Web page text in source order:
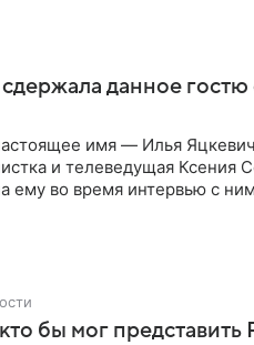
данное
имя — Илья
и телеведущая Ксения
ему во время интервью с
бы мог